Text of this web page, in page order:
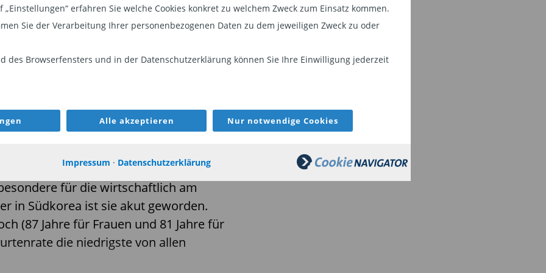
erfahren Sie welche Cookies konkret zu welchem Zweck zum Einsatz kommen.
Sie der Verarbeitung Ihrer personenbezogenen Daten zu dem jeweiligen Zweck zu oder
des Browserfensters und in der Datenschutzerklärung können Sie Ihre Einwilligung jederzeit
Alle akzeptieren Nur notwendige Cookies
Impressum · Datenschutzerklärung
starken Gegenwind einer
aber seine Industrien
Entwicklungen gut
nähert sich den
ist für viele Volkswirtschaften
für die wirtschaftlich am
in Südkorea ist sie akut geworden.
(87 Jahre für Frauen und 81 Jahre für
die niedrigste von allen